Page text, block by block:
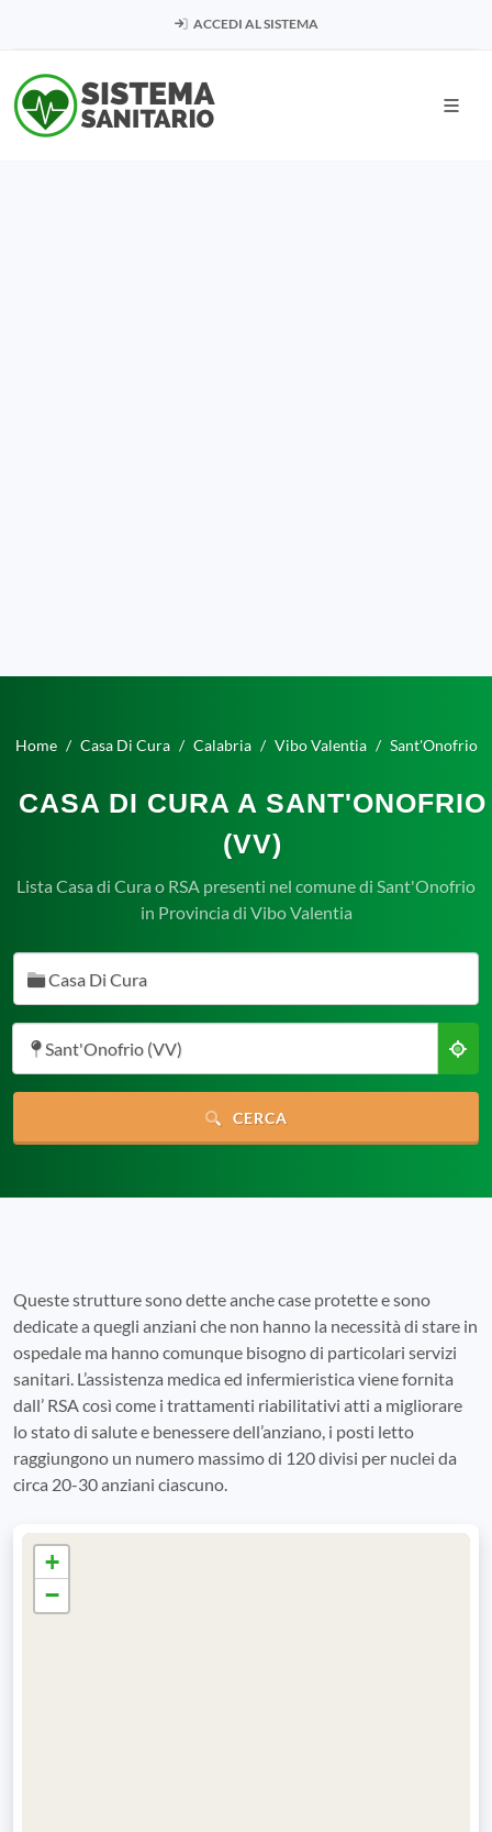
ACCEDI AL SISTEMA
Home Casa Di Cura Calabria Vibo Valentia Sant'Onofrio
CASA DI CURA A SANT'ONOFRIO
(VV)
Lista Casa di Cura o RSA presenti nel comune di Sant'Onofrio
in Provincia di Vibo Valentia
Casa Di Cura
Sant'Onofrio (VV)
CERCA
Queste strutture sono dette anche case protette e sono
dedicate a quegli anziani che non hanno la necessità di stare in
ospedale ma hanno comunque bisogno di particolari servizi
sanitari. L’assistenza medica ed infermieristica viene fornita
dall’ RSA così come i trattamenti riabilitativi atti a migliorare
lo stato di salute e benessere dell’anziano, i posti letto
raggiungono un numero massimo di 120 divisi per nuclei da
circa 20-30 anziani ciascuno.
+
−